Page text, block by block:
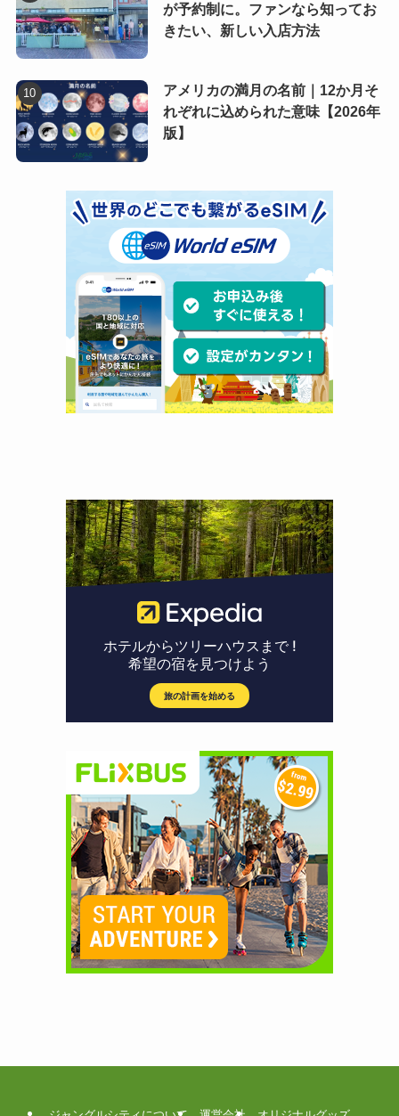
が予約制に。ファンなら知ってお
きたい、新しい入店方法
アメリカの満月の名前｜12か月そ
れぞれに込められた意味【2026年
版】